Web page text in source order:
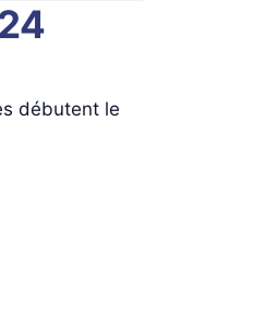
débutent le